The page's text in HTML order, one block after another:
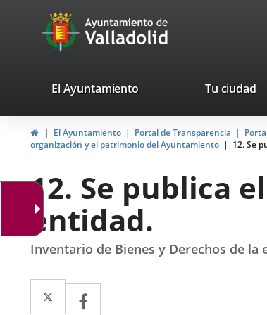
Portal
Web
Ayuntamiento
de
Valladolid
valladolid.es
El Ayuntamiento Tu ciudad
HomeEl Ayuntamiento Portal de Transparencia
organización y el patrimonio del Ayuntamiento
12. Se
12. Se publica
entidad.
Inventario de Bienes y Derechos de la
Twitter
Enlace